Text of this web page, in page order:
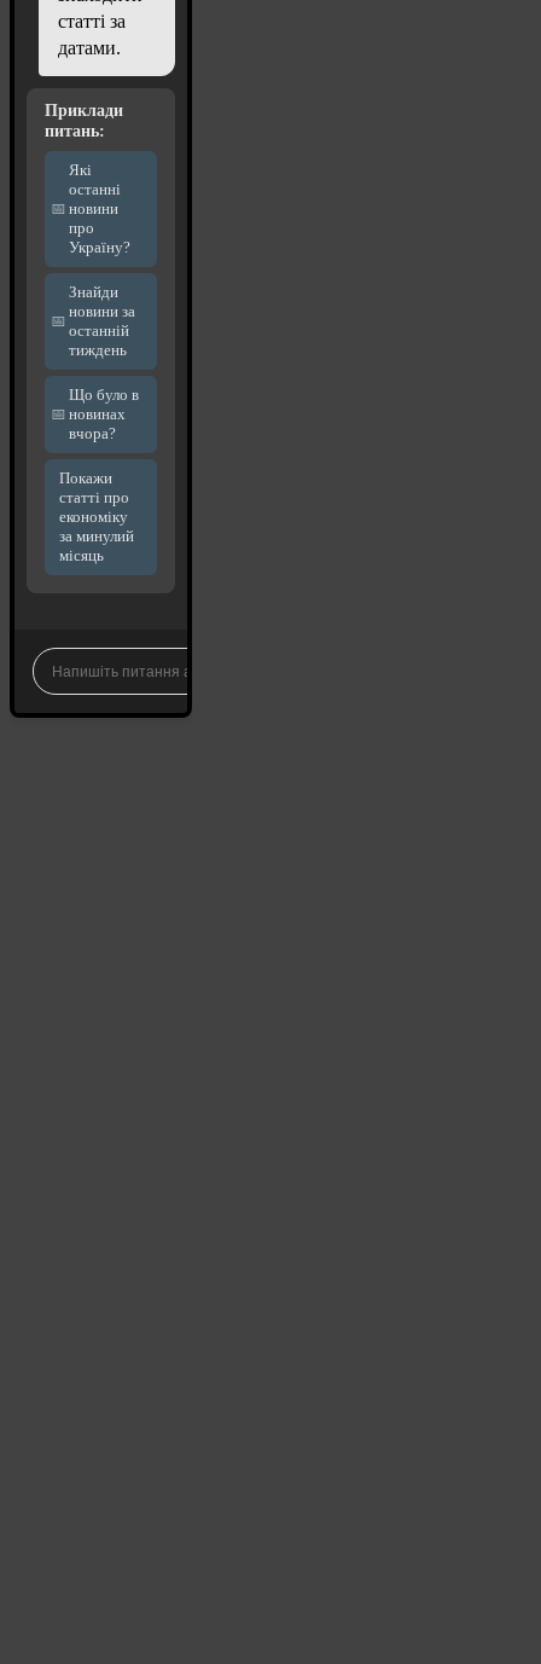
статті за
датами.
Приклади
питань:
Які
останні
новини
про
Україну?
Знайди
новини за
останній
тиждень
Що було в
новинах
вчора?
Покажи
статті про
економіку
за минулий
місяць